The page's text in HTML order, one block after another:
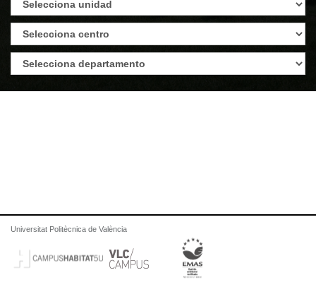
Universitat Politècnica de València